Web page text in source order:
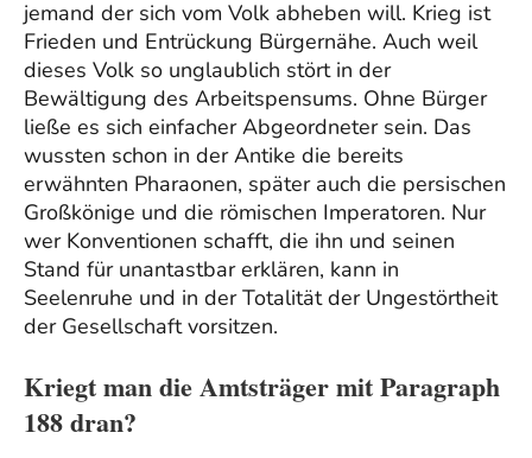
jemand der sich vom Volk abheben will. Krieg ist
Frieden und Entrückung Bürgernähe. Auch weil
dieses Volk so unglaublich stört in der
Bewältigung des Arbeitspensums. Ohne Bürger
ließe es sich einfacher Abgeordneter sein. Das
wussten schon in der Antike die bereits
erwähnten Pharaonen, später auch die persischen
Großkönige und die römischen Imperatoren. Nur
wer Konventionen schafft, die ihn und seinen
Stand für unantastbar erklären, kann in
Seelenruhe und in der Totalität der Ungestörtheit
der Gesellschaft vorsitzen.
Kriegt man die Amtsträger mit Paragraph
188 dran?